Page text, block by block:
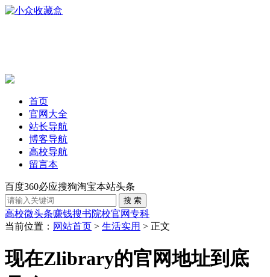
首页
官网大全
站长导航
博客导航
高校导航
留言本
百度360必应搜狗淘宝本站头条
高校微头条赚钱搜书院校官网专科
当前位置： 网站首页 > 生活实用 > 正文
现在Zlibrary的官网地址到底